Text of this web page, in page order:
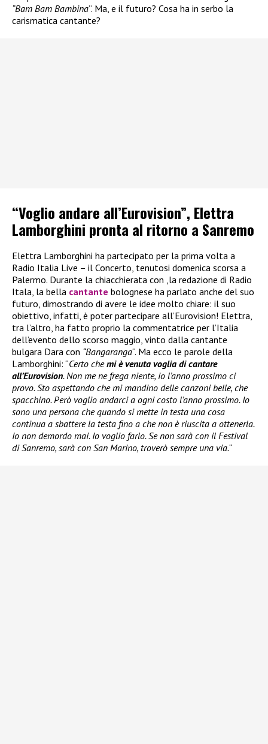
“Bam Bam Bambina“. Ma, e il futuro? Cosa ha in serbo la
carismatica cantante?
“Voglio andare all’Eurovision”, Elettra
Lamborghini pronta al ritorno a Sanremo
Elettra Lamborghini ha partecipato per la prima volta a
Radio Italia Live – il Concerto, tenutosi domenica scorsa a
Palermo. Durante la chiacchierata con ,la redazione di Radio
Itala, la bella cantante bolognese ha parlato anche del suo
futuro, dimostrando di avere le idee molto chiare: il suo
obiettivo, infatti, è poter partecipare all’Eurovision! Elettra,
tra l’altro, ha fatto proprio la commentatrice per l’Italia
dell’evento dello scorso maggio, vinto dalla cantante
bulgara Dara con “Bangaranga“. Ma ecco le parole della
Lamborghini: “Certo chemi è venuta voglia di cantare
all’Eurovision. Non me ne frega niente, io l’anno prossimo ci
provo. Sto aspettando che mi mandino delle canzoni belle, che
spacchino. Però voglio andarci a ogni costo l’anno prossimo. Io
sono una persona che quando si mette in testa una cosa
continua a sbattere la testa fino a che non è riuscita a ottenerla.
Io non demordo mai. Io voglio farlo. Se non sarà con il Festival
di Sanremo, sarà con San Marino, troverò sempre una via.“